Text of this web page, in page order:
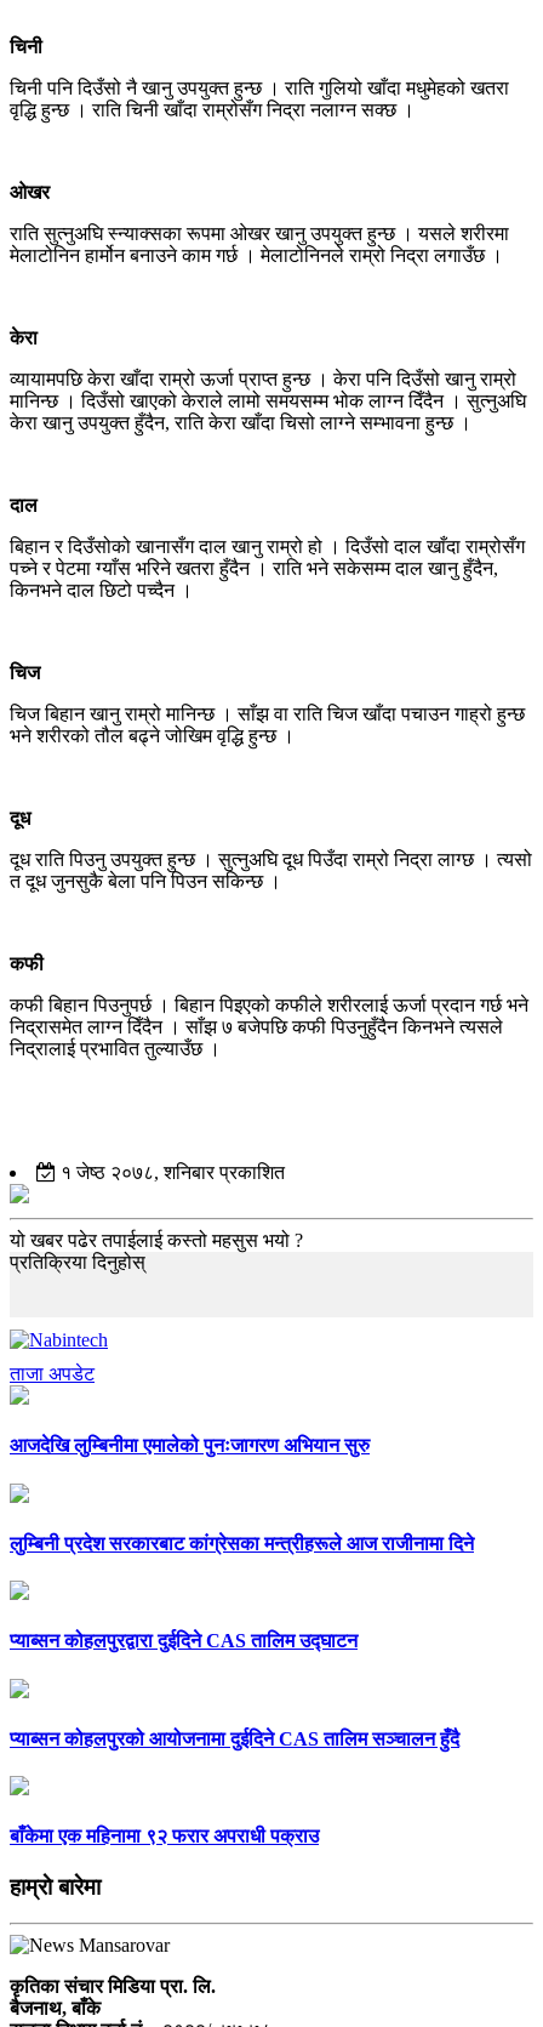
चिनी
चिनी पनि दिउँसो नै खानु उपयुक्त हुन्छ । राति गुलियो खाँदा मधुमेहको खतरा
वृद्धि हुन्छ । राति चिनी खाँदा राम्रोसँग निद्रा नलाग्न सक्छ ।
ओखर
राति सुत्नुअघि स्न्याक्सका रूपमा ओखर खानु उपयुक्त हुन्छ । यसले शरीरमा
मेलाटोनिन हार्मोन बनाउने काम गर्छ । मेलाटोनिनले राम्रो निद्रा लगाउँछ ।
केरा
व्यायामपछि केरा खाँदा राम्रो ऊर्जा प्राप्त हुन्छ । केरा पनि दिउँसो खानु राम्रो
मानिन्छ । दिउँसो खाएको केराले लामो समयसम्म भोक लाग्न दिँदैन । सुत्नुअघि
केरा खानु उपयुक्त हुँदैन, राति केरा खाँदा चिसो लाग्ने सम्भावना हुन्छ ।
दाल
बिहान र दिउँसोको खानासँग दाल खानु राम्रो हो । दिउँसो दाल खाँदा राम्रोसँग
पच्ने र पेटमा ग्याँस भरिने खतरा हुँदैन । राति भने सकेसम्म दाल खानु हुँदैन,
किनभने दाल छिटो पच्दैन ।
चिज
चिज बिहान खानु राम्रो मानिन्छ । साँझ वा राति चिज खाँदा पचाउन गाह्रो हुन्छ
भने शरीरको तौल बढ्ने जोखिम वृद्धि हुन्छ ।
दूध
दूध राति पिउनु उपयुक्त हुन्छ । सुत्नुअघि दूध पिउँदा राम्रो निद्रा लाग्छ । त्यसो
त दूध जुनसुकै बेला पनि पिउन सकिन्छ ।
कफी
कफी बिहान पिउनुपर्छ । बिहान पिइएको कफीले शरीरलाई ऊर्जा प्रदान गर्छ भने
निद्रासमेत लाग्न दिँदैन । साँझ ७ बजेपछि कफी पिउनुहुँदैन किनभने त्यसले
निद्रालाई प्रभावित तुल्याउँछ ।
१ जेष्ठ २०७८, शनिबार प्रकाशित
यो खबर पढेर तपाईलाई कस्तो महसुस भयो ?
प्रतिक्रिया दिनुहोस्
ताजा अपडेट
आजदेखि लुम्बिनीमा एमालेको पुनःजागरण अभियान सुरु
लुम्बिनी प्रदेश सरकारबाट कांग्रेसका मन्त्रीहरूले आज राजीनामा दिने
प्याब्सन कोहलपुरद्वारा दुईदिने CAS तालिम उद्घाटन
प्याब्सन कोहलपुरको आयोजनामा दुईदिने CAS तालिम सञ्चालन हुँदै
बाँकेमा एक महिनामा ९२ फरार अपराधी पक्राउ
हाम्राे बारेमा
कृतिका संचार मिडिया प्रा. लि.
बैजनाथ, बाँके